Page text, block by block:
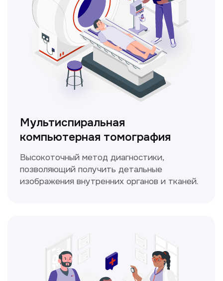
Диагностика и лечение заболеваний
уха, горла и носа с использованием
современных методик.
ЛОР-врач
Прайс-лист